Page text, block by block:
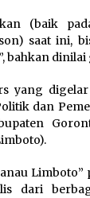
(baik
saat ini,
bahkan dinilai
yang
dan
Limboto”
dari